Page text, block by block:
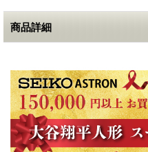
商品詳細